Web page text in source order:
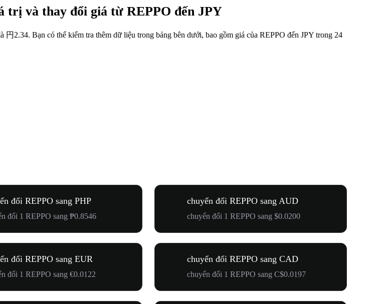
trị và thay đổi giá từ REPPO đến JPY
2.34. Bạn có thể kiểm tra thêm dữ liệu trong bảng bên dưới, bao gồm giá của REPPO đến JPY trong 24
đổi REPPO sang PHP
đổi 1 REPPO sang ₱0.8546
chuyển đổi REPPO sang AUD
chuyển đổi 1 REPPO sang $0.0200
đổi REPPO sang EUR
đổi 1 REPPO sang €0.0122
chuyển đổi REPPO sang CAD
chuyển đổi 1 REPPO sang C$0.0197